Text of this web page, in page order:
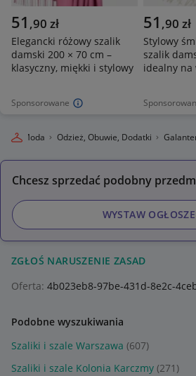
Sponsorowane
51 ,90 zł
Elegancki różowy szalik
damski 200 × 70 cm –
klasyczny, miękki i stylowy
51 ,90 zł
Stylowy
szalik
idealny na
Moda Odzież, Obuwie, Dodatki
Chcesz sprzedać podobny
WYSTAW
ZGŁOŚ NARUSZENIE ZASAD
Oferta: 4b023eb8-97be-431d-8e2c-
Podobne wyszukiwania
Szaliki i szale Warszawa (607)
Szaliki i szale Kolonia Karczmy (271)